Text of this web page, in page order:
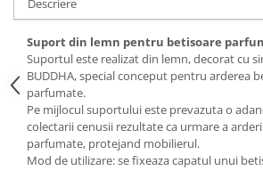
Descriere
Suport din lemn pentru betisoare
Suportul este realizat din lemn, decorat cu
BUDDHA, special conceput pentru arderea
parfumate.
Pe mijlocul suportului este prevazuta o
colectarii cenusii rezultate ca urmare a
parfumate, protejand mobilierul.
Mod de utilizare: se fixeaza capatul unui